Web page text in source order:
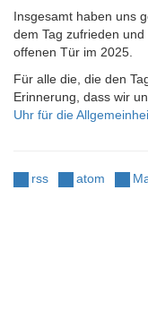
Insgesamt haben uns
dem Tag zufrieden
offenen Tür im 2025.
Für alle die, die den
Erinnerung, dass wir
Uhr für die
rss atom